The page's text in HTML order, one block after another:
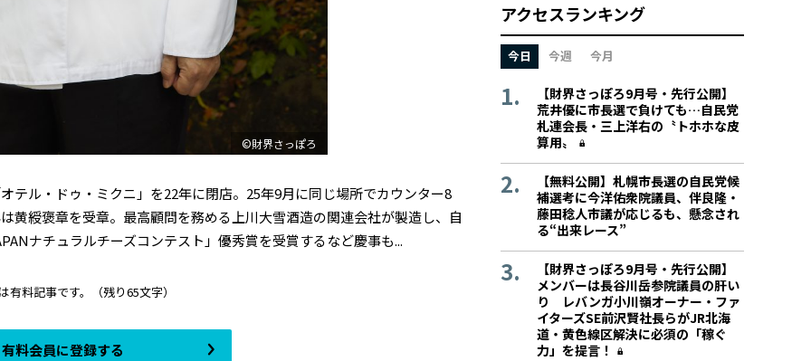
©財界さっぽろ
ル・ドゥ・ミクニ」を22年に閉店。25年9月に同じ場所でカウンター8
黄綬褒章を受章。最高顧問を務める上川大雪酒造の関連会社が製造し、自
ナチュラルチーズコンテスト」優秀賞を受賞するなど慶事も...
有料記事です。 （残り65文字）
有料会員に登録する
アクセスランキング
今日 今週 今月
【財界さっぽろ9月号・先行公開】
荒井優に市長選で負けても…自民党
札連会長・三上洋右の〝トホホな皮
算用〟
【無料公開】札幌市長選の自民党候
補選考に今洋佑衆院議員、伴良隆・
藤田稔人市議が応じるも、懸念され
る“出来レース”
【財界さっぽろ9月号・先行公開】
メンバーは長谷川岳参院議員の肝い
り レバンガ小川嶺オーナー・ファ
イターズSE前沢賢社長らがJR北海
道・黄色線区解決に必須の「稼ぐ
力」を提言！